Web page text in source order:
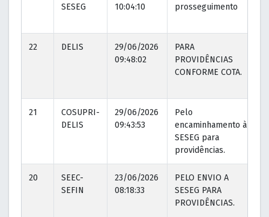
SESEG
10:04:10
prosseguimento
22 DELIS
29/06/2026
09:48:02
PARA
PROVIDÊNCIAS
CONFORME COTA.
21
COSUPRI-
DELIS
29/06/2026
09:43:53
Pelo
encaminhamento à
SESEG para
providências.
20
SEEC-
SEFIN
23/06/2026
08:18:33
PELO ENVIO A
SESEG PARA
PROVIDÊNCIAS.